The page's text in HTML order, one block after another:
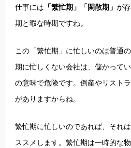
仕事には 「繁忙期」「閑散期」 が
期と暇な時期ですね。
この「繁忙期」に忙しいのは普通
期に忙しくない会社は、儲かって
の意味で危険です。倒産やリスト
がありますからね。
繁忙期に忙しいのであれば、それ
ススメします。繁忙期は一時的な